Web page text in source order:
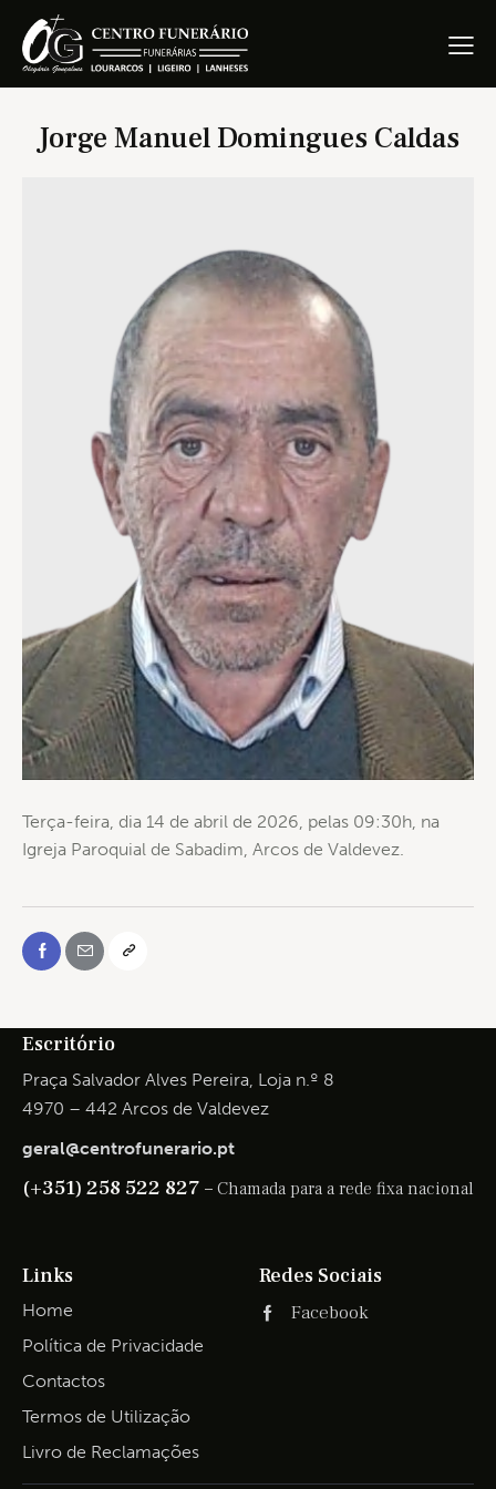
Jorge Manuel Domingues Caldas
Terça-feira, dia 14 de abril de 2026, pelas 09:30h, na
Igreja Paroquial de Sabadim, Arcos de Valdevez.
Escritório
Praça Salvador Alves Pereira, Loja n.º 8
4970 – 442 Arcos de Valdevez
geral@centrofunerario.pt
(+351) 258 522 827 – Chamada para a rede fixa nacional
Links
Home
Política de Privacidade
Contactos
Termos de Utilização
Livro de Reclamações
Redes Sociais
Facebook